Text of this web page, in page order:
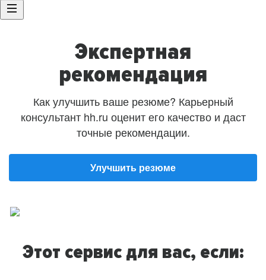
Экспертная
рекомендация
Как улучшить ваше резюме? Карьерный
консультант hh.ru оценит его качество и даст
точные рекомендации.
Улучшить резюме
Этот сервис для вас, если: